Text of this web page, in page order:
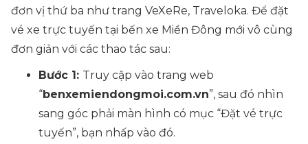
đơn vị thứ ba như trang VeXeRe, Traveloka. Để đặt
vé xe trực tuyến tại bến xe Miền Đông mới vô cùng
đơn giản với các thao tác sau:
Bước 1: Truy cập vào trang web
“benxemiendongmoi.com.vn”, sau đó nhìn
sang góc phải màn hình có mục “Đặt vé trực
tuyến”, bạn nhấp vào đó.